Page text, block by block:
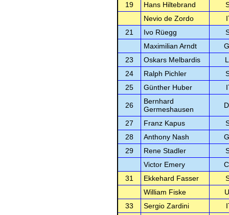
19
Hans Hiltebrand
Nevio de Zordo
21
Ivo Rüegg
Maximilian Arndt
23
Oskars Melbardis
24
Ralph Pichler
25
Günther Huber
26
Bernhard
Germeshausen
27 Franz Kapus
28
Anthony Nash
29
Rene Stadler
Victor Emery
31
Ekkehard Fasser
William Fiske
33
Sergio Zardini